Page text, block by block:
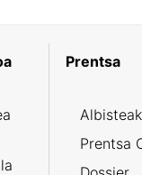
Prentsa
Albisteak
Prentsa